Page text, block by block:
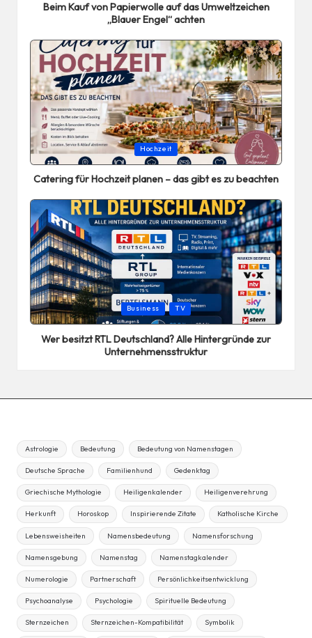
Beim Kauf von Papierwolle auf das Umweltzeichen
„Blauer Engel“ achten
Posted
in
Hochzeit
Catering für Hochzeit planen – das gibt es zu beachten
Posted
in
Business TV
Wer besitzt RTL Deutschland? Alle Hintergründe zur
Unternehmensstruktur
Astrologie Bedeutung Bedeutung von Namenstagen
Deutsche Sprache Familienhund Gedenktag
Griechische Mythologie Heiligenkalender Heiligenverehrung
Herkunft Horoskop Inspirierende Zitate Katholische Kirche
Lebensweisheiten Namensbedeutung Namensforschung
Namensgebung Namenstag Namenstagkalender
Numerologie Partnerschaft Persönlichkeitsentwicklung
Psychoanalyse Psychologie Spirituelle Bedeutung
Sternzeichen Sternzeichen-Kompatibilität Symbolik